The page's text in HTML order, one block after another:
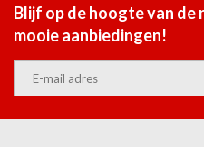
Blijf op de hoogte van de
mooie aanbiedingen!